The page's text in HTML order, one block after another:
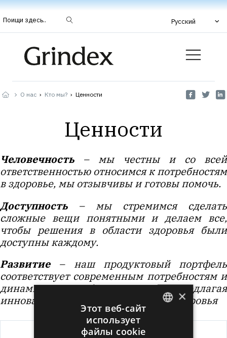
Поищи здесь.. Русский
О нас › Кто мы? › Ценности
Ценности
Человечность– мы честны и со всей
ответственностью относимся к потребностям
в здоровье, мы отзывчивы и готовы помочь.
Доступность– мы стремимся сделать
сложные вещи понятными и делаем все,
чтобы решения в области здоровья были
доступны каждому.
Развитие– наш продуктовый портфель
соответствует современным потребностям и
динамичному образу жизни, предлагая
инновационные решения в сфере здоровья
×
Этот веб-сайт
использует
файлы cookie